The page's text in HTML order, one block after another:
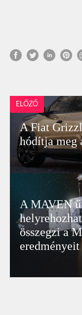
ELŐZŐ
A Fiat
hódítja meg
A MAVEN
összegzi a
eredményeit